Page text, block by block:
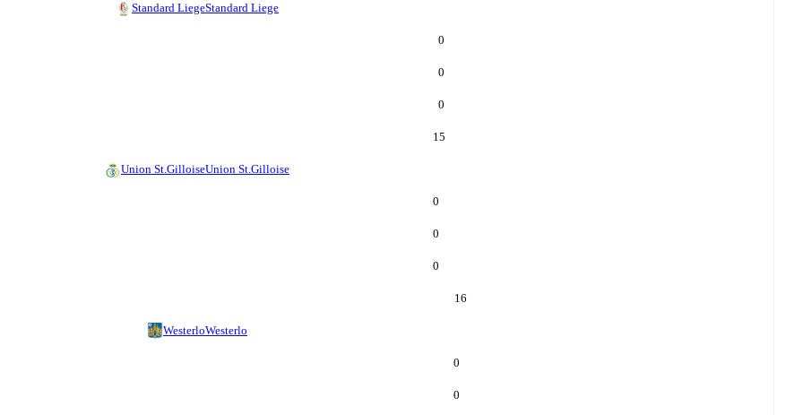
Standard LiegeStandard Liege
0
0
0
15
Union St.GilloiseUnion St.Gilloise
0
0
0
16
WesterloWesterlo
0
0